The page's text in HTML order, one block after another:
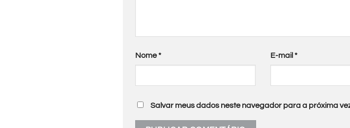
Nome* E-mail *
Salvar meus dados neste navegador para a próxima